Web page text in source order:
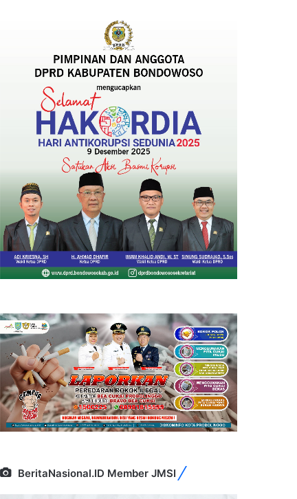
BeritaNasional.ID Member JMSI